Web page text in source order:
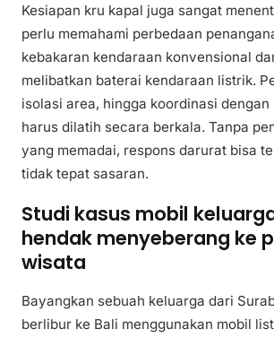
Kesiapan kru kapal juga sangat
perlu memahami perbedaan
kebakaran kendaraan konvensional
melibatkan baterai kendaraan listrik.
isolasi area, hingga koordinasi
harus dilatih secara berkala. Tanpa
yang memadai, respons darurat bisa
tidak tepat sasaran.
Studi kasus mobil
hendak menyeberang ke
wisata
Bayangkan sebuah keluarga dari
berlibur ke Bali menggunakan mobil